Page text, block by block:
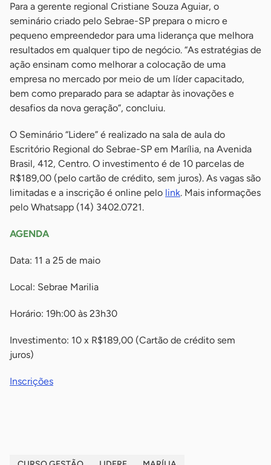
Para a gerente regional Cristiane Souza Aguiar, o
seminário criado pelo Sebrae-SP prepara o micro e
pequeno empreendedor para uma liderança que melhora
resultados em qualquer tipo de negócio. “As estratégias de
ação ensinam como melhorar a colocação de uma
empresa no mercado por meio de um líder capacitado,
bem como preparado para se adaptar às inovações e
desafios da nova geração”, concluiu.
O Seminário “Lidere” é realizado na sala de aula do
Escritório Regional do Sebrae-SP em Marília, na Avenida
Brasil, 412, Centro. O investimento é de 10 parcelas de
R$189,00 (pelo cartão de crédito, sem juros). As vagas são
limitadas e a inscrição é online pelo link. Mais informações
pelo Whatsapp (14) 3402.0721.
AGENDA
Data: 11 a 25 de maio
Local: Sebrae Marilia
Horário: 19h:00 às 23h30
Investimento: 10 x R$189,00 (Cartão de crédito sem
juros)
Inscrições